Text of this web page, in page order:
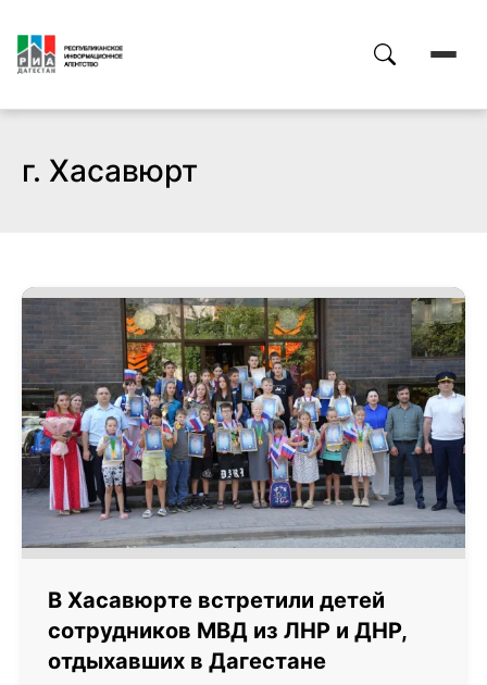
г. Хасавюрт
В Хасавюрте встретили детей
сотрудников МВД из ЛНР и ДНР,
отдыхавших в Дагестане